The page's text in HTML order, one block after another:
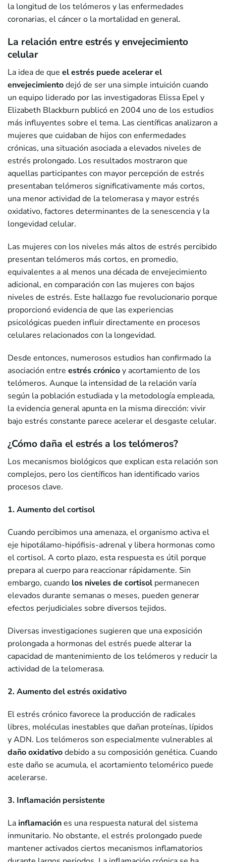
la longitud de los telómeros y las enfermedades
coronarias, el cáncer o la mortalidad en general.
La relación entre estrés y envejecimiento
celular
La idea de que el estrés puede acelerar el
envejecimientodejó de ser una simple intuición cuando
un equipo liderado por las investigadoras Elissa Epel y
Elizabeth Blackburn publicó en 2004 uno de los estudios
más influyentes sobre el tema. Las científicas analizaron a
mujeres que cuidaban de hijos con enfermedades
crónicas, una situación asociada a elevados niveles de
estrés prolongado. Los resultados mostraron que
aquellas participantes con mayor percepción de estrés
presentaban telómeros significativamente más cortos,
una menor actividad de la telomerasa y mayor estrés
oxidativo, factores determinantes de la senescencia y la
longevidad celular.
Las mujeres con los niveles más altos de estrés percibido
presentan telómeros más cortos, en promedio,
equivalentes a al menos una década de envejecimiento
adicional, en comparación con las mujeres con bajos
niveles de estrés. Este hallazgo fue revolucionario porque
proporcionó evidencia de que las experiencias
psicológicas pueden influir directamente en procesos
celulares relacionados con la longevidad.
Desde entonces, numerosos estudios han confirmado la
asociación entre estrés crónicoy acortamiento de los
telómeros. Aunque la intensidad de la relación varía
según la población estudiada y la metodología empleada,
la evidencia general apunta en la misma dirección: vivir
bajo estrés constante parece acelerar el desgaste celular.
¿Cómo daña el estrés a los telómeros?
Los mecanismos biológicos que explican esta relación son
complejos, pero los científicos han identificado varios
procesos clave.
1. Aumento del cortisol
Cuando percibimos una amenaza, el organismo activa el
eje hipotálamo-hipófisis-adrenal y libera hormonas como
el cortisol. A corto plazo, esta respuesta es útil porque
prepara al cuerpo para reaccionar rápidamente. Sin
embargo, cuando los niveles de cortisol permanecen
elevados durante semanas o meses, pueden generar
efectos perjudiciales sobre diversos tejidos.
Diversas investigaciones sugieren que una exposición
prolongada a hormonas del estrés puede alterar la
capacidad de mantenimiento de los telómeros y reducir la
actividad de la telomerasa.
2. Aumento del estrés oxidativo
El estrés crónico favorece la producción de radicales
libres, moléculas inestables que dañan proteínas, lípidos
y ADN. Los telómeros son especialmente vulnerables al
daño oxidativodebido a su composición genética. Cuando
este daño se acumula, el acortamiento telomérico puede
acelerarse.
3. Inflamación persistente
La inflamaciónes una respuesta natural del sistema
inmunitario. No obstante, el estrés prolongado puede
mantener activados ciertos mecanismos inflamatorios